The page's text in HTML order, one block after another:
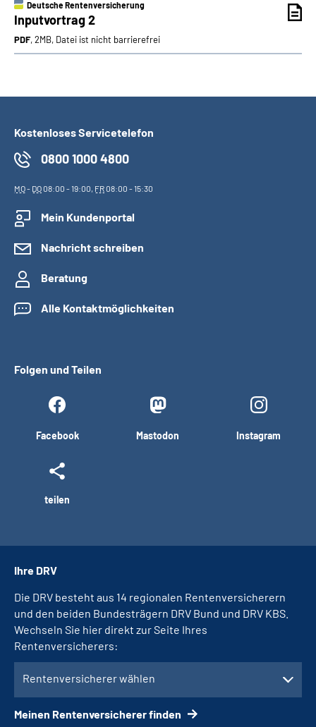
Deutsche Rentenversicherung
Inputvortrag 2
PDF, 2MB, Datei ist nicht barrierefrei
Kostenloses Servicetelefon
0800 1000 4800
MO- DO08:00 - 19:00, FR08:00 - 15:30
Mein Kundenportal
Nachricht schreiben
Beratung
Alle Kontaktmöglichkeiten
Folgen und Teilen
Facebook Mastodon Instagram
teilen
Ihre DRV
Die DRV besteht aus 14 regionalen Rentenversicherern
und den beiden Bundesträgern DRV Bund und DRV KBS.
Wechseln Sie hier direkt zur Seite Ihres
Rentenversicherers:
Rentenversicherer wählen
Meinen Rentenversicherer finden